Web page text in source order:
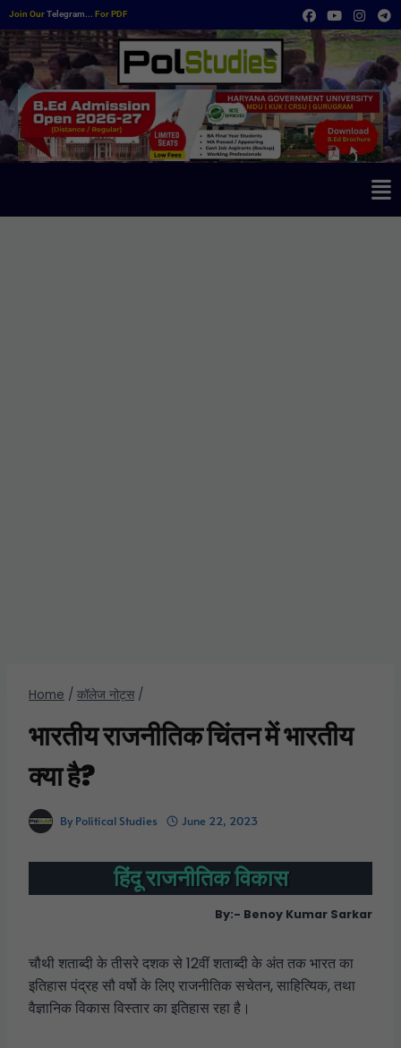
Join OurTelegram... For PDF
Home / कॉलेज नोट्स /
भारतीय राजनीतिक चिंतन में भारतीय
क्या है?
By Political Studies June 22, 2023
हिंदू राजनीतिक विकास
By:- Benoy Kumar Sarkar
चौथी शताब्दी के तीसरे दशक से 12वीं शताब्दी के अंत तक भारत का
इतिहास पंद्रह सौ वर्षो के लिए राजनीतिक सचेतन, साहित्यिक, तथा
वैज्ञानिक विकास विस्तार का इतिहास रहा है।